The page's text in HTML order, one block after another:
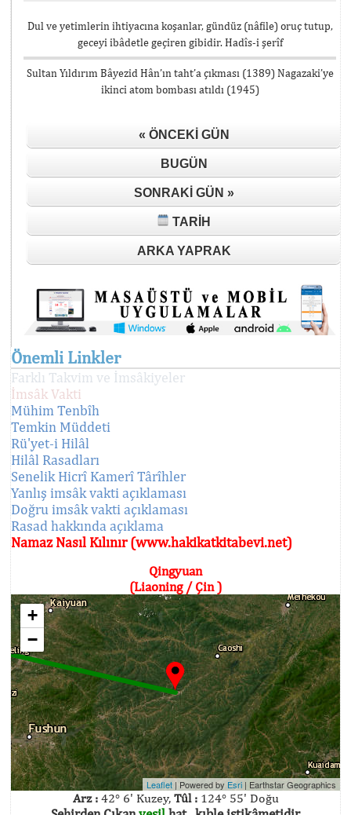
Dul ve yetimlerin ihtiyacına koşanlar, gündüz (nâfile) oruç tutup,
geceyi ibâdetle geçiren gibidir. Hadîs-i şerîf
Sultan Yıldırım Bâyezid Hân’ın taht’a çıkması (1389) Nagazaki’ye
ikinci atom bombası atıldı (1945)
« ÖNCEKI GÜN
BUGÜN
SONRAKI GÜN »
TARIH
ARKA YAPRAK
Önemli Linkler
Farklı Takvim ve İmsâkiyeler
İmsâk Vakti
Mühim Tenbîh
Temkin Müddeti
Rü'yet-i Hilâl
Hilâl Rasadları
Senelik Hicrî Kamerî Târîhler
Yanlış imsâk vakti açıklaması
Doğru imsâk vakti açıklaması
Rasad hakkında açıklama
Namaz Nasıl Kılınır (www.hakikatkitabevi.net)
Qingyuan
(Liaoning / Çin )
+
−
Leaflet | Powered by Esri | Earthstar Geographics
Arz :42° 6' Kuzey, Tûl :124° 55' Doğu